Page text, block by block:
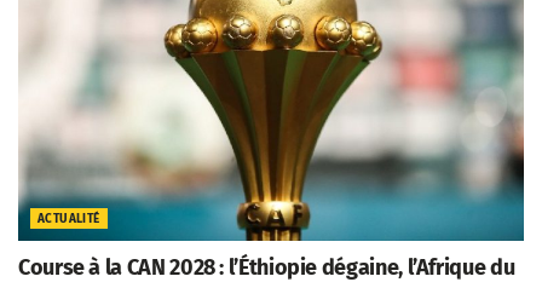
ACTUALITÉ
Course à la CAN 2028 : l’Éthiopie dégaine, l’Afrique du